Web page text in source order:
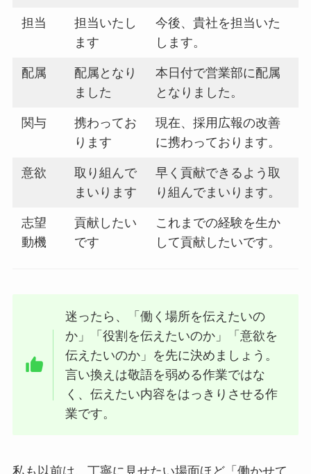
担当
担当いたし
ます
今後、貴社を担当いた
します。
配属
配属となり
ました
本日付で営業部に配属
となりました。
関与
携わってお
ります
現在、採用広報の改善
に携わっております。
意欲
取り組んで
まいります
早く貢献できるよう取
り組んでまいります。
志望
動機
貢献したい
です
これまでの経験を生か
して貢献したいです。
迷ったら、「働く場所を伝えたいの
か」「役割を伝えたいのか」「意欲を
伝えたいのか」を先に決めましょう。
言い換えは敬語を弱める作業ではな
く、伝えたい内容をはっきりさせる作
業です。